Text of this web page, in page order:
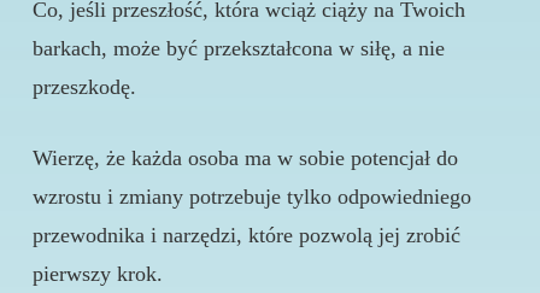
Co, jeśli przeszłość, która wciąż ciąży na Twoich
barkach, może być przekształcona w siłę, a nie
przeszkodę.
Wierzę, że każda osoba ma w sobie potencjał do
wzrostu i zmiany potrzebuje tylko odpowiedniego
przewodnika i narzędzi, które pozwolą jej zrobić
pierwszy krok.